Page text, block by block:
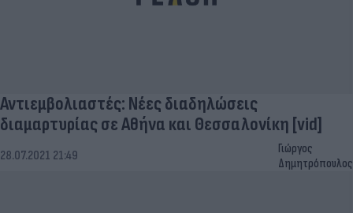
Αντιεμβολιαστές: Νέες διαδηλώσεις
διαμαρτυρίας σε Αθήνα και Θεσσαλονίκη [vid]
28.07.2021 21:49
Γιώργος
Δημητρόπουλος